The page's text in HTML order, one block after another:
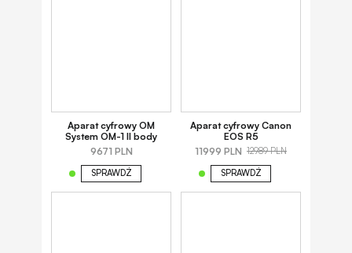
Aparat cyfrowy OM
System OM-1 II body
9671 PLN
SPRAWDŹ
Aparat cyfrowy Canon
EOS R5
11999 PLN 12989 PLN
SPRAWDŹ